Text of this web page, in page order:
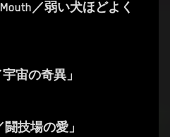
Mouth／弱い犬ほどよく
宇宙の奇異」
闘技場の愛」